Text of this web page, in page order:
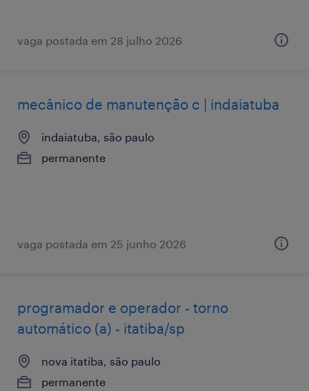
vaga postada em 28 julho 2026
mecânico de manutenção c | indaiatuba
indaiatuba, são paulo
permanente
vaga postada em 25 junho 2026
programador e operador - torno
automático (a) - itatiba/sp
nova itatiba, são paulo
permanente